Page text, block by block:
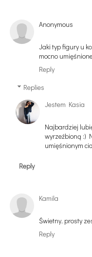
Anonymous
Jaki typ figury u
mocno
Reply
Replies
Jestem Kasia
Najbardziej
wyrzeźbioną :)
umięśnionym
Reply
Kamila
Świetny, prosty
Reply